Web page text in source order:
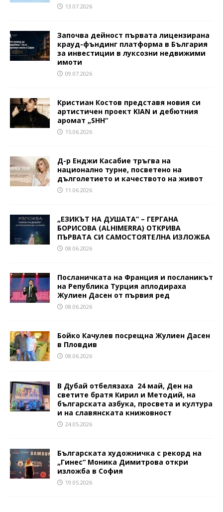
13.07.2026
Започва дейност първата лицензирана
крауд-фъндинг платформа в България
за инвестиции в луксозни недвижими
имоти
09.07.2026
Кристиан Костов представя новия си
артистичен проект KIAN и дебютния
аромат „SHH“
15.06.2026
Д-р Енджи Касабие тръгва на
национално турне, посветено на
дълголетието и качеството на живот
11.06.2026
„ЕЗИКЪТ НА ДУШАТА“ – ГЕРГАНА
БОРИСОВА (ALHIMERRA) ОТКРИВА
ПЪРВАТА СИ САМОСТОЯТЕЛНА ИЗЛОЖБА
08.06.2026
Посланичката на Франция и посланикът
на Република Турция аплодираха
Жулиен Дасен от първия ред
08.06.2026
Бойко Качулев посрещна Жулиен Дасен
в Пловдив
08.06.2026
В Дубай отбелязаха 24 май, Ден на
светите братя Кирил и Методий, на
българската азбука, просвета и култура
и на славянската книжовност
24.05.2026
Българската художничка с рекорд на
„Гинес“ Моника Димитрова откри
изложба в София
19.05.2026